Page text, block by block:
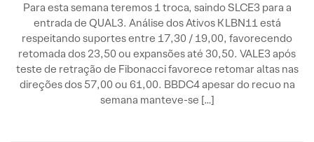
Para esta semana teremos 1 troca, saindo SLCE3 para a
entrada de QUAL3. Análise dos Ativos KLBN11 está
respeitando suportes entre 17,30 / 19,00, favorecendo
retomada dos 23,50 ou expansões até 30,50. VALE3 após
teste de retração de Fibonacci favorece retomar altas nas
direções dos 57,00 ou 61,00. BBDC4 apesar do recuo na
semana manteve-se […]